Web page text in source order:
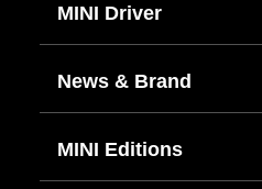
MINI Driver
News & Brand
MINI Editions